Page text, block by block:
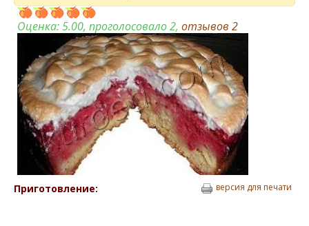
Оценка:5.00, проголосовало 2, отзывов 2
Приготовление: версия для печати